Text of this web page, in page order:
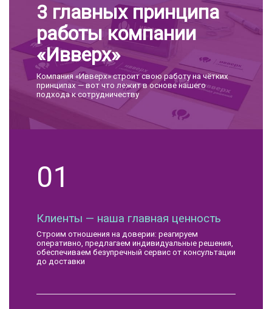
3 главных принципа
работы компании
«Ивверх»
Компания «Ивверх» строит свою работу на чётких
принципах — вот что лежит в основе нашего
подхода к сотрудничеству
01
Клиенты — наша главная ценность
Строим отношения на доверии: реагируем
оперативно, предлагаем индивидуальные решения,
обеспечиваем безупречный сервис от консультации
до доставки